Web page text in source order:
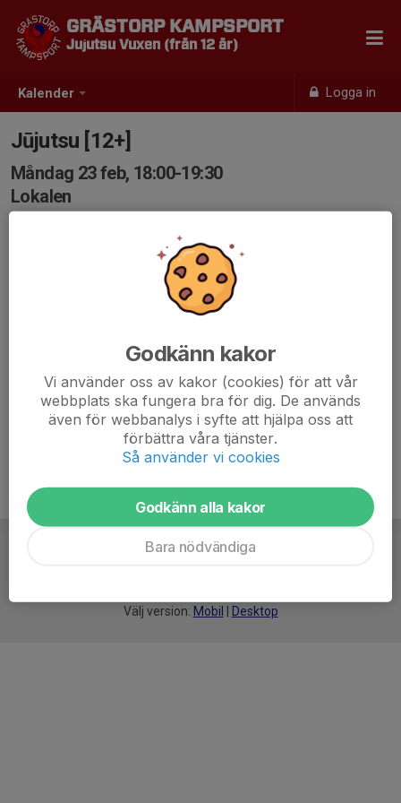
Kalender Logga in
GRÄSTORP KAMPSPORT
Jujutsu Vuxen (från 12 år)
Jūjutsu [12+]
Måndag 23 feb, 18:00-19:30
Lokalen
Välj version: Mobil Desktop
Godkänn kakor
Vi använder oss av kakor (cookies) för att vår
webbplats ska fungera bra för dig. De används
även för webbanalys i syfte att hjälpa oss att
förbättra våra tjänster.
Så använder vi cookies
Godkänn alla kakor
Bara nödvändiga